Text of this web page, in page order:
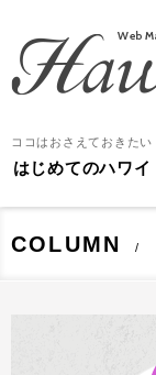
ココはおさえておきたい
はじめてのハワイ
COLUMN